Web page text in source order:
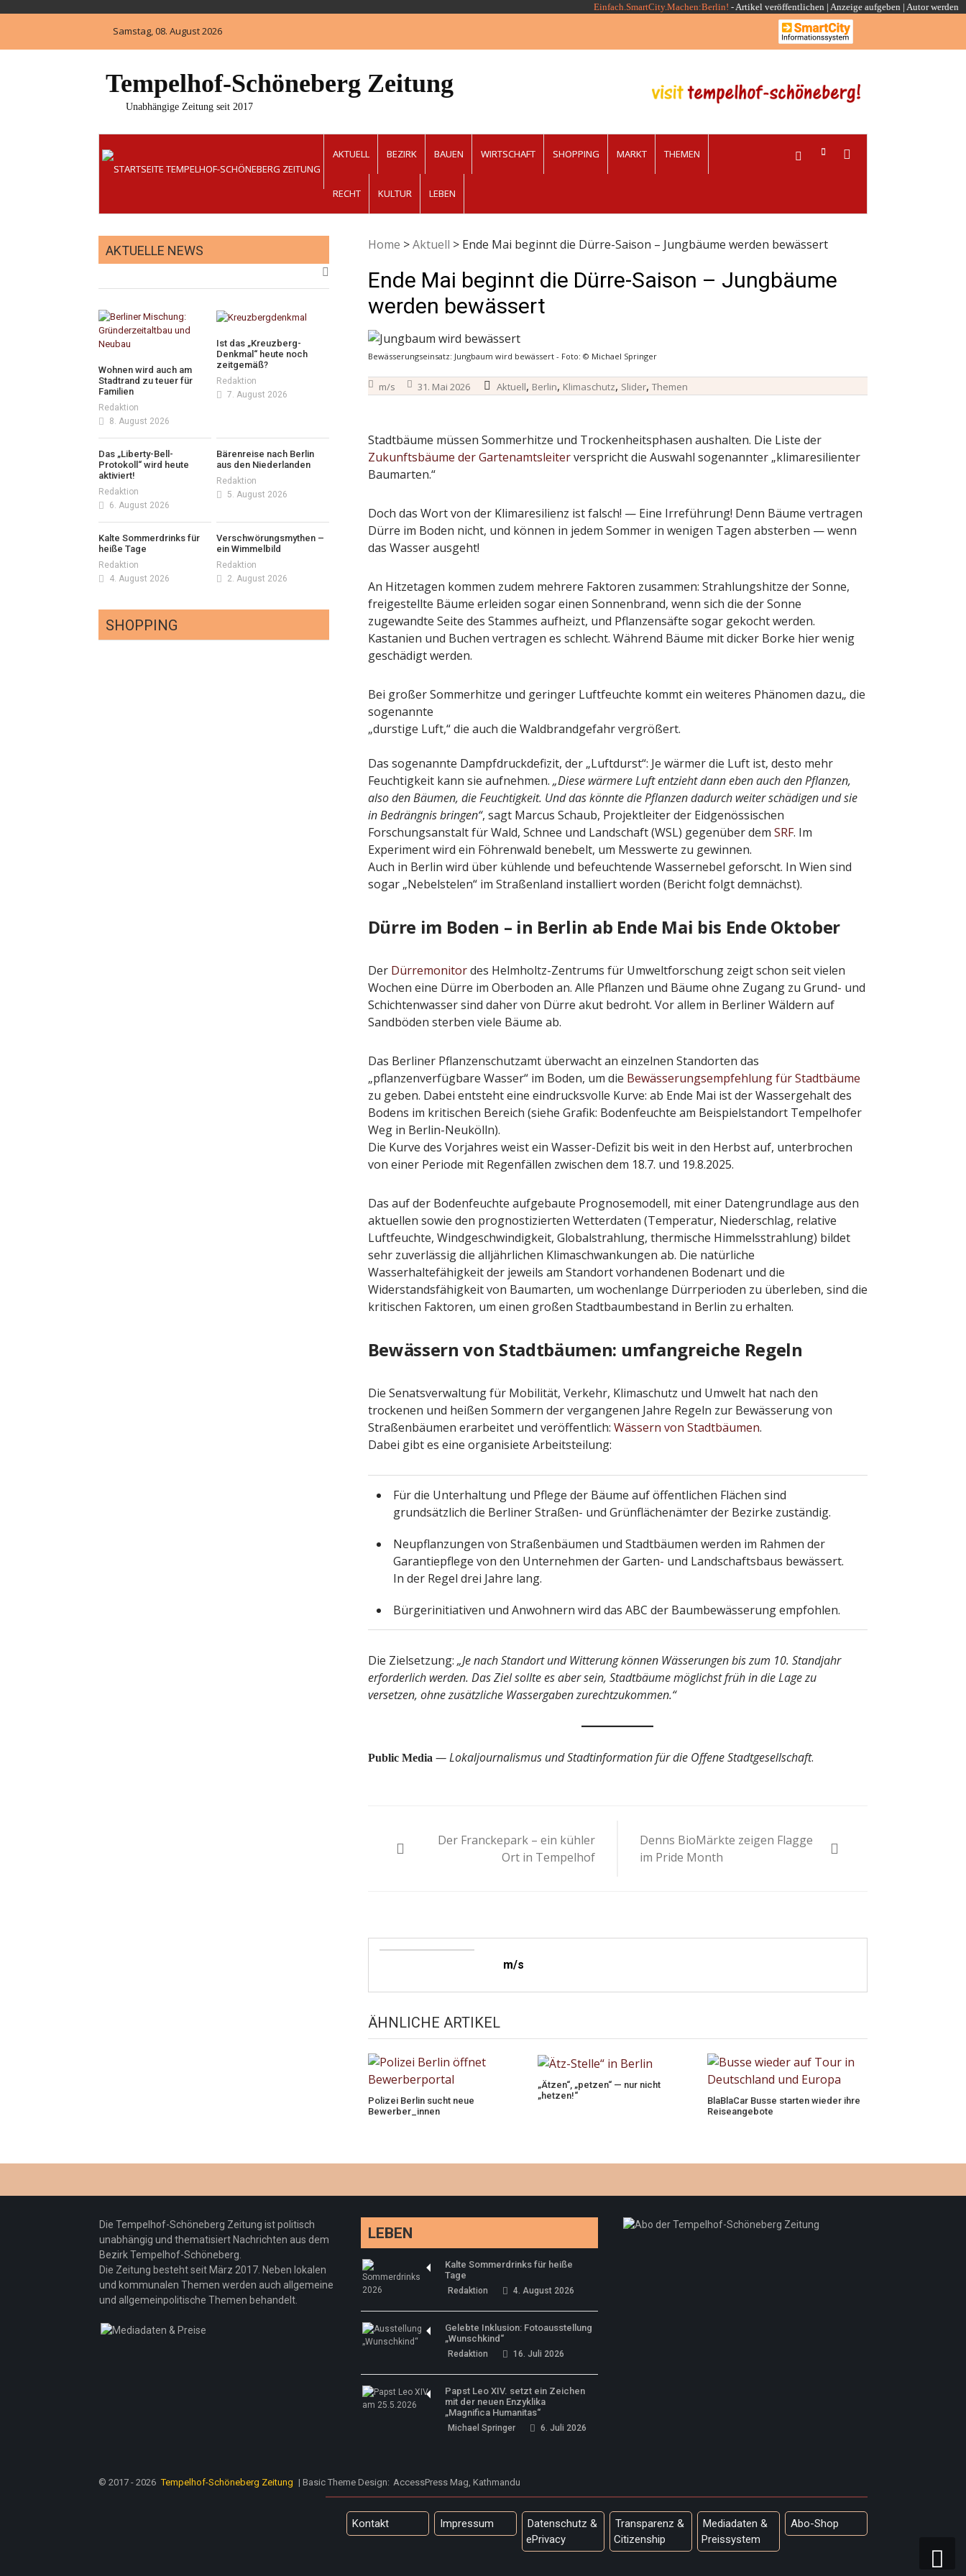
Einfach.SmartCity.Machen:Berlin! -Artikel veröffentlichen | Anzeige aufgeben | Autor werden
Samstag, 08. August 2026
Tempelhof-Schöneberg Zeitung
Unabhängige Zeitung seit 2017
AKTUELL BEZIRK BAUEN WIRTSCHAFT SHOPPING MARKT THEMEN
RECHT KULTUR LEBEN
Home >Aktuell > Ende Mai beginnt die Dürre-Saison – Jungbäume werden bewässert
Ende Mai beginnt die Dürre-Saison – Jungbäume
werden bewässert
Bewässerungseinsatz: Jungbaum wird bewässert - Foto: © Michael Springer
m/s 31. Mai 2026 Aktuell, Berlin, Klimaschutz, Slider, Themen
Stadtbäume müssen Sommerhitze und Trockenheitsphasen aushalten. Die Liste der
Zukunftsbäume der Gartenamtsleiterverspricht die Auswahl sogenannter „klimaresilienter
Baumarten.“
Doch das Wort von der Klimaresilienz ist falsch! — Eine Irreführung! Denn Bäume vertragen
Dürre im Boden nicht, und können in jedem Sommer in wenigen Tagen absterben — wenn
das Wasser ausgeht!
An Hitzetagen kommen zudem mehrere Faktoren zusammen: Strahlungshitze der Sonne,
freigestellte Bäume erleiden sogar einen Sonnenbrand, wenn sich die der Sonne
zugewandte Seite des Stammes aufheizt, und Pflanzensäfte sogar gekocht werden.
Kastanien und Buchen vertragen es schlecht. Während Bäume mit dicker Borke hier wenig
geschädigt werden.
Bei großer Sommerhitze und geringer Luftfeuchte kommt ein weiteres Phänomen dazu„ die
sogenannte
„durstige Luft,“ die auch die Waldbrandgefahr vergrößert.
Das sogenannte Dampfdruckdefizit, der „Luftdurst“: Je wärmer die Luft ist, desto mehr
Feuchtigkeit kann sie aufnehmen.„Diese wärmere Luft entzieht dann eben auch den Pflanzen,
also den Bäumen, die Feuchtigkeit. Und das könnte die Pflanzen dadurch weiter schädigen und sie
in Bedrängnis bringen“, sagt Marcus Schaub, Projektleiter der Eidgenössischen
Forschungsanstalt für Wald, Schnee und Landschaft (WSL) gegenüber dem SRF. Im
Experiment wird ein Föhrenwald benebelt, um Messwerte zu gewinnen.
Auch in Berlin wird über kühlende und befeuchtende Wassernebel geforscht. In Wien sind
sogar „Nebelstelen“ im Straßenland installiert worden (Bericht folgt demnächst).
Dürre im Boden – in Berlin ab Ende Mai bis Ende Oktober
Der Dürremonitordes Helmholtz-Zentrums für Umweltforschung zeigt schon seit vielen
Wochen eine Dürre im Oberboden an. Alle Pflanzen und Bäume ohne Zugang zu Grund- und
Schichtenwasser sind daher von Dürre akut bedroht. Vor allem in Berliner Wäldern auf
Sandböden sterben viele Bäume ab.
Das Berliner Pflanzenschutzamt überwacht an einzelnen Standorten das
„pflanzenverfügbare Wasser“ im Boden, um die Bewässerungsempfehlung für Stadtbäume
zu geben. Dabei entsteht eine eindrucksvolle Kurve: ab Ende Mai ist der Wassergehalt des
Bodens im kritischen Bereich (siehe Grafik: Bodenfeuchte am Beispielstandort Tempelhofer
Weg in Berlin-Neukölln).
Die Kurve des Vorjahres weist ein Wasser-Defizit bis weit in den Herbst auf, unterbrochen
von einer Periode mit Regenfällen zwischen dem 18.7. und 19.8.2025.
Das auf der Bodenfeuchte aufgebaute Prognosemodell, mit einer Datengrundlage aus den
aktuellen sowie den prognostizierten Wetterdaten (Temperatur, Niederschlag, relative
Luftfeuchte, Windgeschwindigkeit, Globalstrahlung, thermische Himmelsstrahlung) bildet
sehr zuverlässig die alljährlichen Klimaschwankungen ab. Die natürliche
Wasserhaltefähigkeit der jeweils am Standort vorhandenen Bodenart und die
Widerstandsfähigkeit von Baumarten, um wochenlange Dürrperioden zu überleben, sind die
kritischen Faktoren, um einen großen Stadtbaumbestand in Berlin zu erhalten.
Bewässern von Stadtbäumen: umfangreiche Regeln
Die Senatsverwaltung für Mobilität, Verkehr, Klimaschutz und Umwelt hat nach den
trockenen und heißen Sommern der vergangenen Jahre Regeln zur Bewässerung von
Straßenbäumen erarbeitet und veröffentlich: Wässern von Stadtbäumen.
Dabei gibt es eine organisiete Arbeitsteilung:
Für die Unterhaltung und Pflege der Bäume auf öffentlichen Flächen sind
grundsätzlich die Berliner Straßen- und Grünflächenämter der Bezirke zuständig.
Neupflanzungen von Straßenbäumen und Stadtbäumen werden im Rahmen der
Garantiepflege von den Unternehmen der Garten- und Landschaftsbaus bewässert.
In der Regel drei Jahre lang.
Bürgerinitiativen und Anwohnern wird das ABC der Baumbewässerung empfohlen.
Die Zielsetzung:„Je nach Standort und Witterung können Wässerungen bis zum 10. Standjahr
erforderlich werden. Das Ziel sollte es aber sein, Stadtbäume möglichst früh in die Lage zu
versetzen, ohne zusätzliche Wassergaben zurechtzukommen.“
Public Media — Lokaljournalismus und Stadtinformation für die Offene Stadtgesellschaft.
Der Franckepark – ein kühler
Ort in Tempelhof
Denns BioMärkte zeigen Flagge
im Pride Month
m/s
ÄHNLICHE ARTIKEL
Polizei Berlin sucht neue
Bewerber_innen
„Ätzen“, „petzen“ — nur nicht
„hetzen!“
BlaBlaCar Busse starten wieder ihre
Reiseangebote
AKTUELLE NEWS
Wohnen wird auch am
Stadtrand zu teuer für
Familien
Redaktion
8. August 2026
Ist das „Kreuzberg-
Denkmal“ heute noch
zeitgemäß?
Redaktion
7. August 2026
Das „Liberty-Bell-
Protokoll“ wird heute
aktiviert!
Redaktion
6. August 2026
Bärenreise nach Berlin
aus den Niederlanden
Redaktion
5. August 2026
Kalte Sommerdrinks für
heiße Tage
Redaktion
4. August 2026
Verschwörungsmythen –
ein Wimmelbild
Redaktion
2. August 2026
SHOPPING
Die Tempelhof-Schöneberg Zeitung ist politisch
unabhängig und thematisiert Nachrichten aus dem
Bezirk Tempelhof-Schöneberg.
Die Zeitung besteht seit März 2017. Neben lokalen
und kommunalen Themen werden auch allgemeine
und allgemeinpolitische Themen behandelt.
LEBEN
Kalte Sommerdrinks für heiße
Tage
Redaktion 4. August 2026
Gelebte Inklusion: Fotoausstellung
„Wunschkind“
Redaktion 16. Juli 2026
Papst Leo XIV. setzt ein Zeichen
mit der neuen Enzyklika
„Magnifica Humanitas“
Michael Springer 6. Juli 2026
© 2017 - 2026 Tempelhof-Schöneberg Zeitung | Basic Theme Design: AccessPress Mag, Kathmandu
Kontakt Impressum
Datenschutz &
ePrivacy
Transparenz &
Citizenship
Mediadaten &
Preissystem
Abo-Shop